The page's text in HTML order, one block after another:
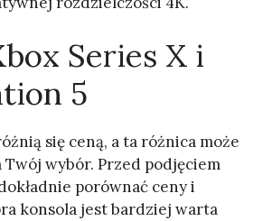
Series X i
5
się ceną, a ta różnica może
Twój wybór. Przed podjęciem
porównać ceny i
konsola jest bardziej warta